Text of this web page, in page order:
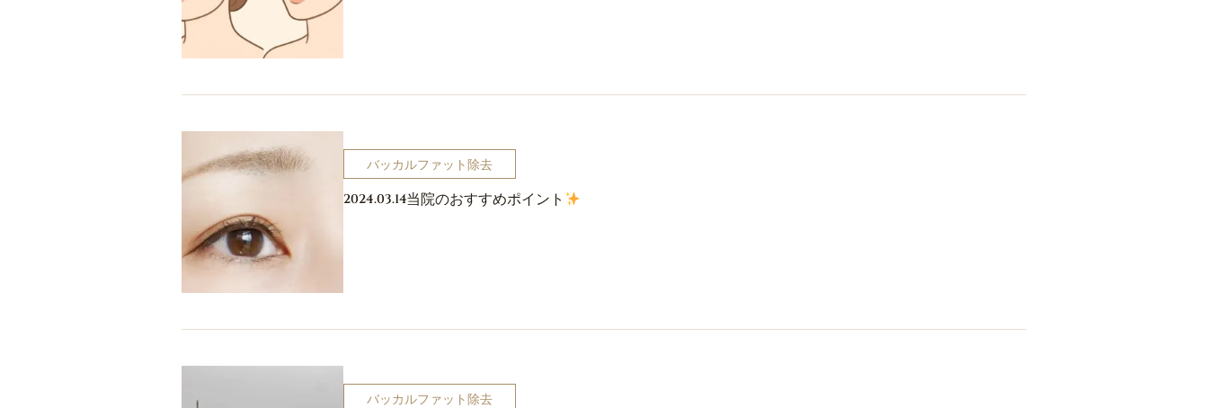
バッカルファット除去
2024.03.14当院のおすすめポイント
バッカルファット除去